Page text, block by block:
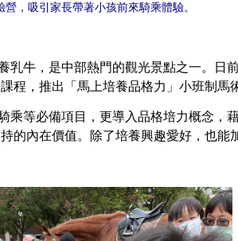
，吸引家長帶著小孩前來騎乘體驗。
牛，是中部熱門的觀光景點之一。日
，推出「馬上培養品格力」小班制馬
等必備項目，更導入品格培力概念，
內在價值。除了培養興趣愛好，也能